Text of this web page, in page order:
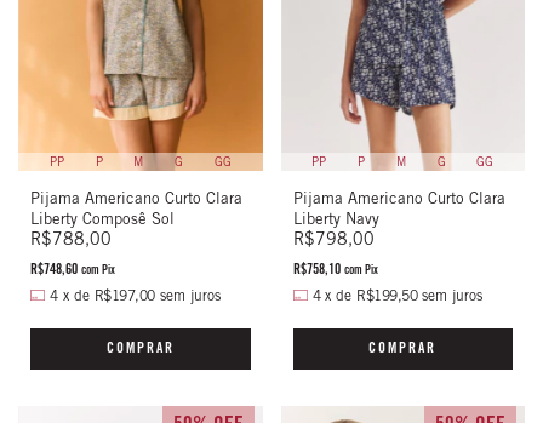
PP P M G GG
Pijama Americano Curto Clara
Liberty Composê Sol
R$788,00
R$748,60 com Pix
4 x de R$197,00 sem juros
COMPRAR
PP P M G GG
Pijama Americano Curto Clara
Liberty Navy
R$798,00
R$758,10 com Pix
4 x de R$199,50 sem juros
COMPRAR